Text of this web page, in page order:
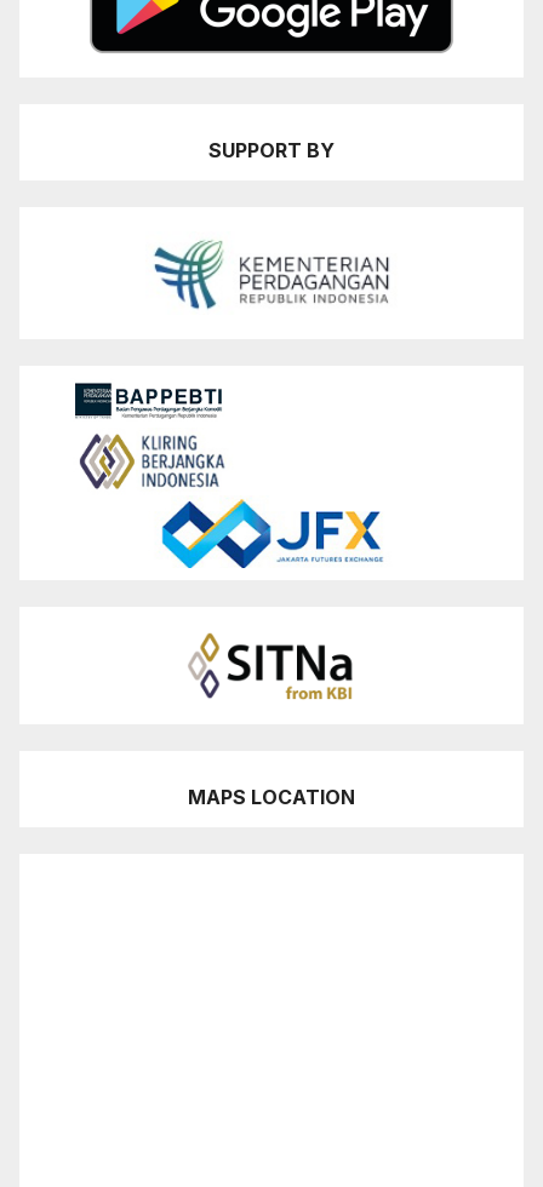
SUPPORT BY
MAPS LOCATION